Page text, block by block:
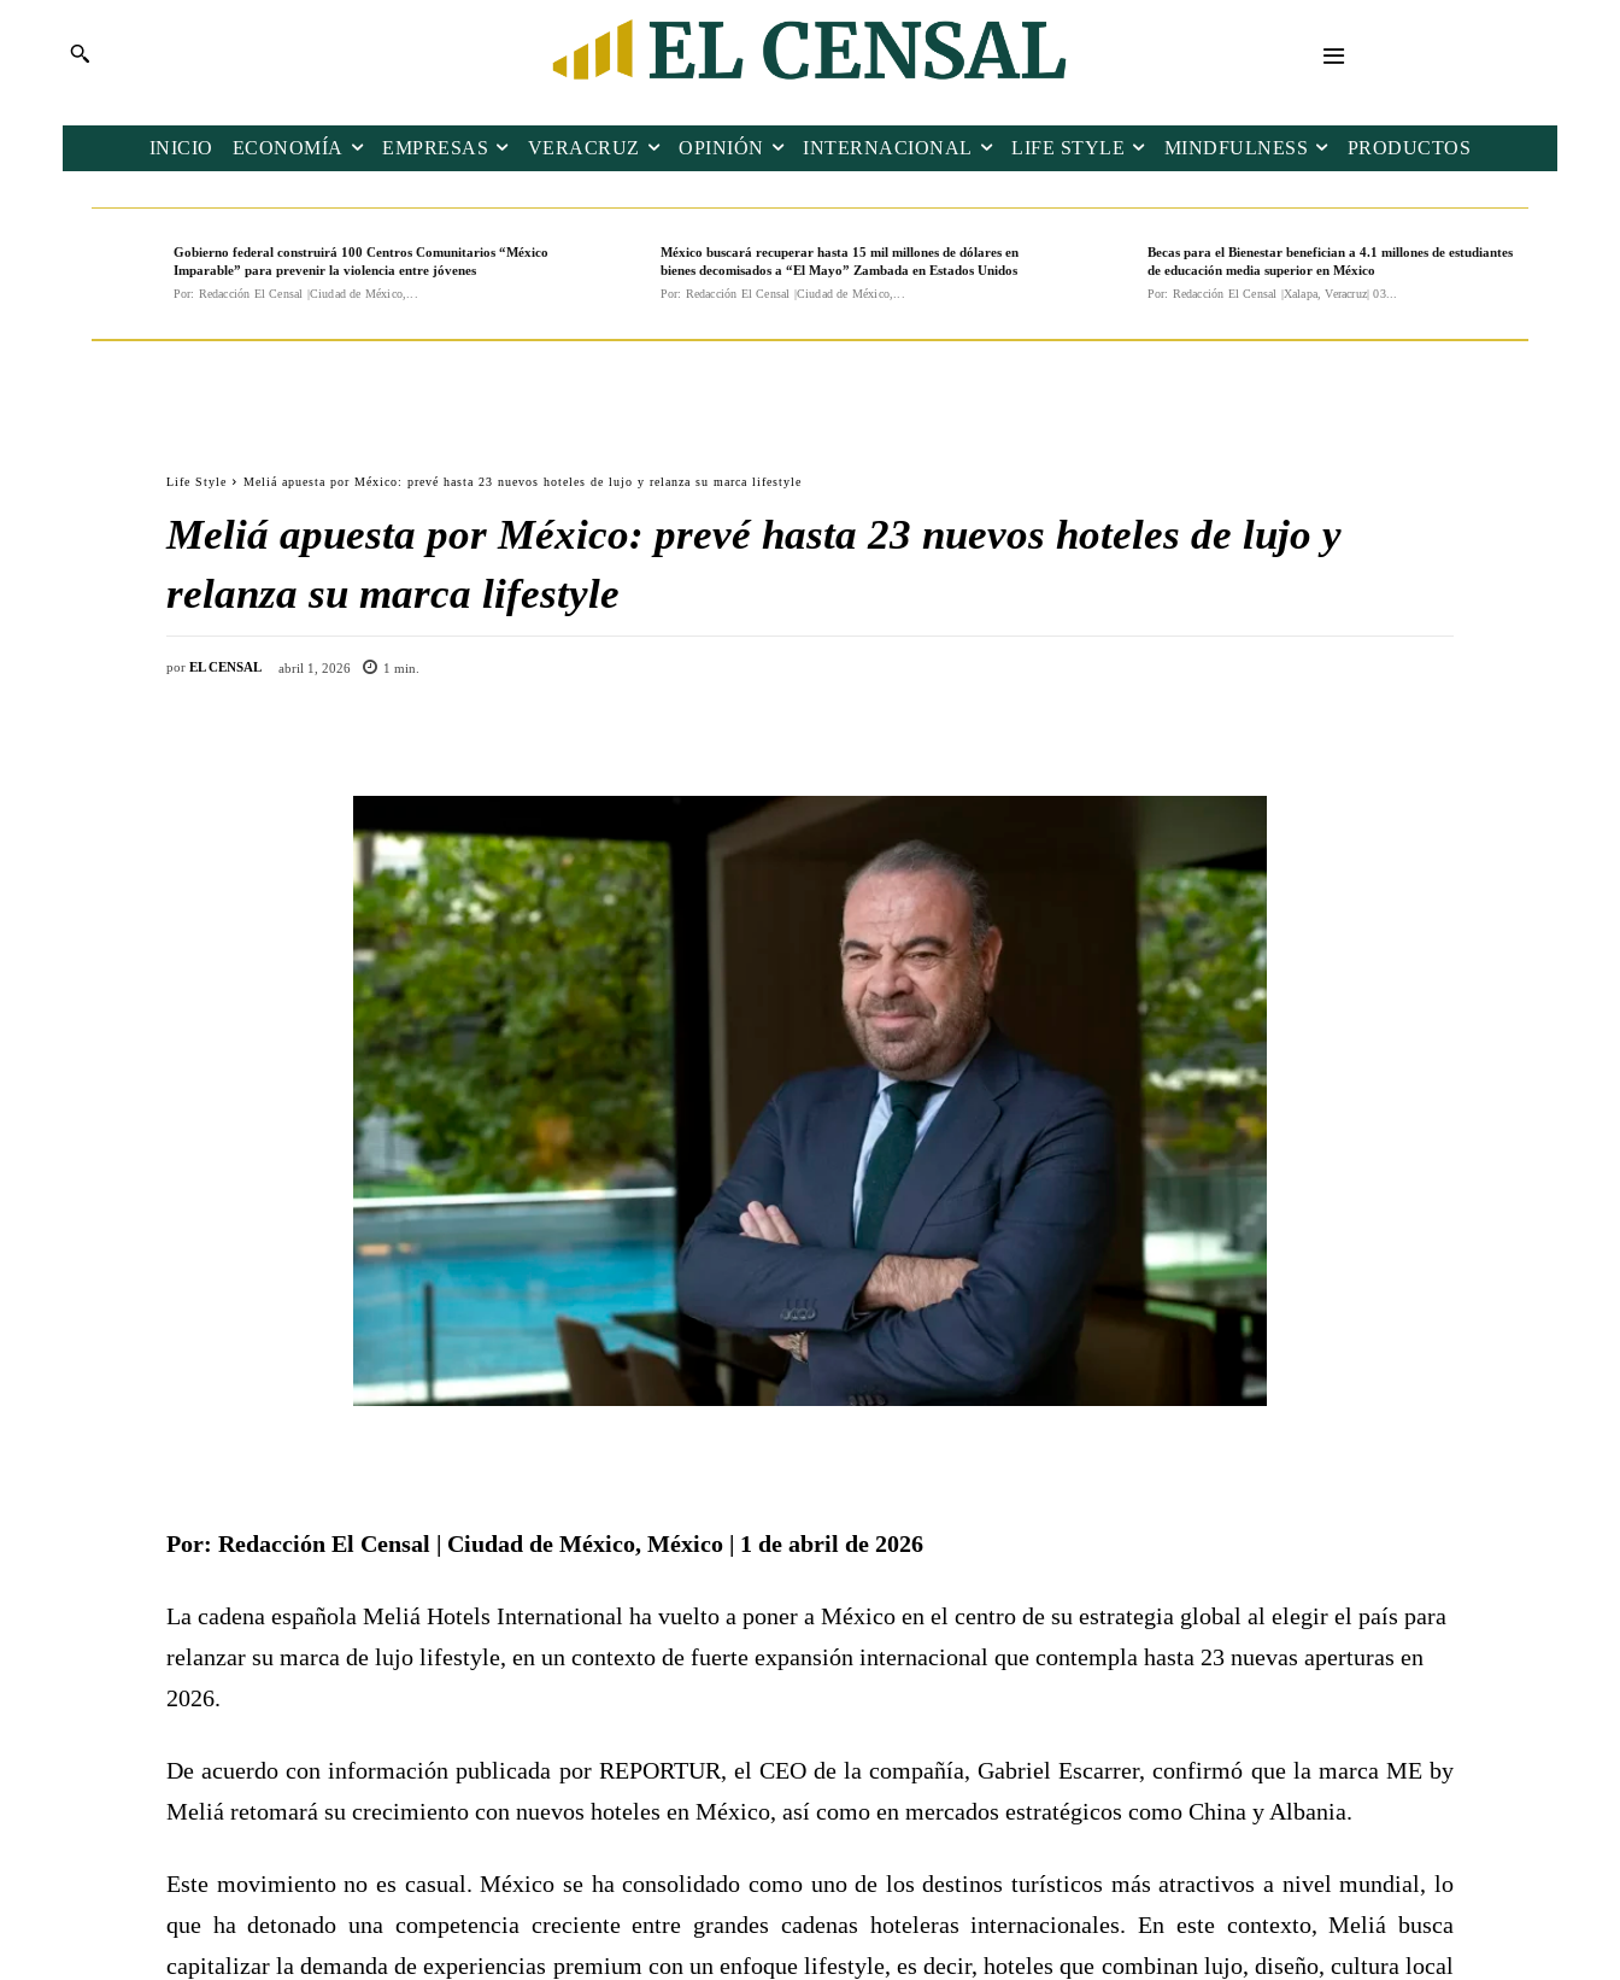
INICIO ECONOMÍA EMPRESAS VERACRUZ OPINIÓN INTERNACIONAL LIFE STYLE MINDFULNESS PRODUCTOS
Gobierno federal construirá 100 Centros Comunitarios “México
Imparable” para prevenir la violencia entre jóvenes
Por: Redacción El Censal |Ciudad de México,...
México buscará recuperar hasta 15 mil millones de dólares en
bienes decomisados a “El Mayo” Zambada en Estados Unidos
Por: Redacción El Censal |Ciudad de México,...
Becas para el Bienestar benefician a 4.1 millones de estudiantes
de educación media superior en México
Por: Redacción El Censal |Xalapa, Veracruz| 03...
Life Style Meliá apuesta por México: prevé hasta 23 nuevos hoteles de lujo y relanza su marca lifestyle
Meliá apuesta por México: prevé hasta 23 nuevos hoteles de lujo y
relanza su marca lifestyle
por EL CENSAL abril 1, 2026 1 min.
Por: Redacción El Censal | Ciudad de México, México | 1 de abril de 2026
La cadena española Meliá Hotels International ha vuelto a poner a México en el centro de su estrategia global al elegir el país para
relanzar su marca de lujo lifestyle, en un contexto de fuerte expansión internacional que contempla hasta 23 nuevas aperturas en
2026.
De acuerdo con información publicada por REPORTUR, el CEO de la compañía, Gabriel Escarrer, confirmó que la marca ME by
Meliá retomará su crecimiento con nuevos hoteles en México, así como en mercados estratégicos como China y Albania.
Este movimiento no es casual. México se ha consolidado como uno de los destinos turísticos más atractivos a nivel mundial, lo
que ha detonado una competencia creciente entre grandes cadenas hoteleras internacionales. En este contexto, Meliá busca
capitalizar la demanda de experiencias premium con un enfoque lifestyle, es decir, hoteles que combinan lujo, diseño, cultura local